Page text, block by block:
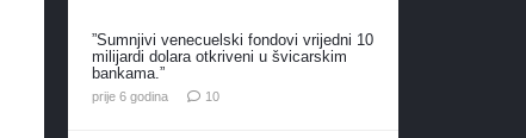
”Sumnjivi venecuelski fondovi vrijedni 10
milijardi dolara otkriveni u švicarskim
bankama.”
prije 6 godina 10komentara